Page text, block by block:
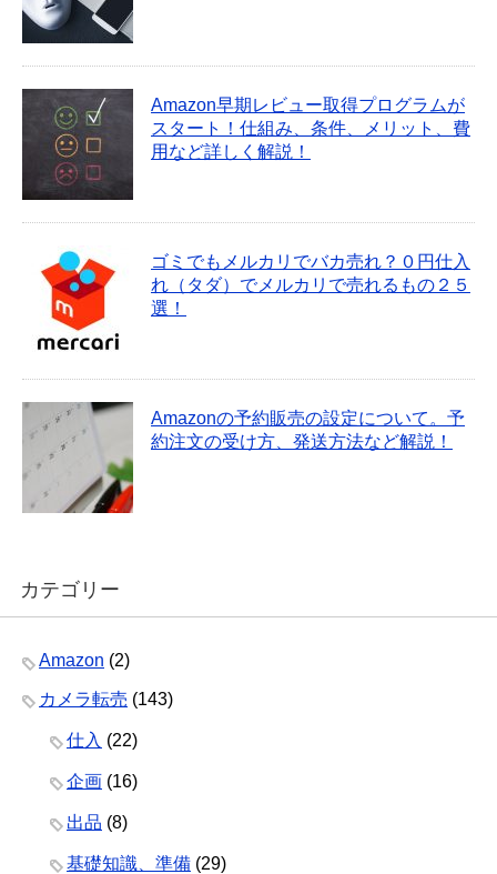
Amazon早期レビュー取得プログラムが
スタート！仕組み、条件、メリット、費
用など詳しく解説！
ゴミでもメルカリでバカ売れ？０円仕入
れ（タダ）でメルカリで売れるもの２５
選！
Amazonの予約販売の設定について。予
約注文の受け方、発送方法など解説！
カテゴリー
Amazon (2)
カメラ転売 (143)
仕入 (22)
企画 (16)
出品 (8)
基礎知識、準備 (29)